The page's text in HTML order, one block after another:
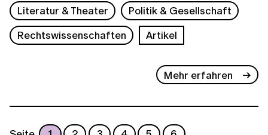
Literatur & Theater
Politik & Gesellschaft
Rechtswissenschaften
Artikel
Mehr erfahren